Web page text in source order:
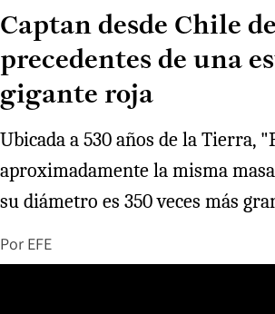
Captan desde Chile
precedentes de una
gigante roja
Ubicada a 530 años de la Tierra,
aproximadamente la misma
su diámetro es 350 veces más
Por EFE